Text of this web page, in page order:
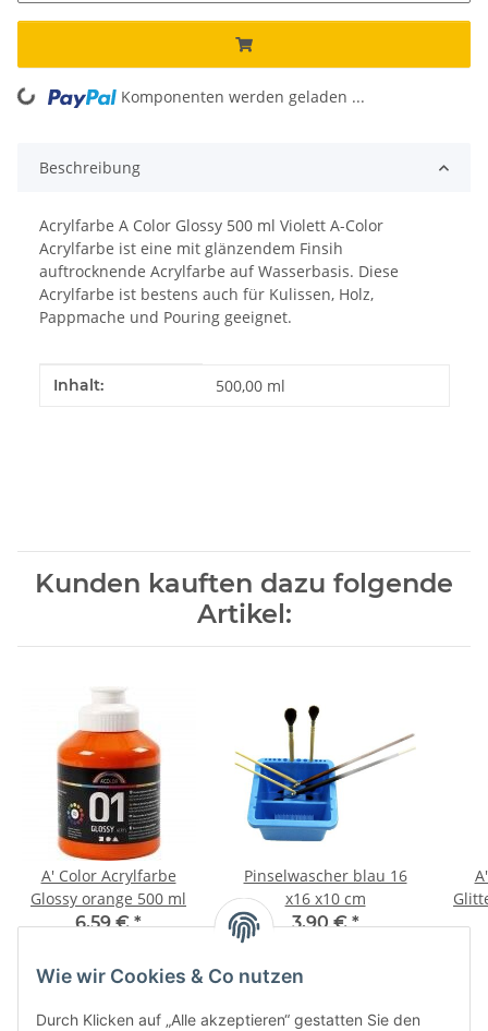
Wie wir Cookies & Co nutzen
Durch Klicken auf „Alle akzeptieren“ gestatten Sie den
Loading... Komponenten werden geladen ...
Beschreibung
Acrylfarbe A Color Glossy 500 ml Violett A-Color
Acrylfarbe ist eine mit glänzendem Finsih
auftrocknende Acrylfarbe auf Wasserbasis. Diese
Acrylfarbe ist bestens auch für Kulissen, Holz,
Pappmache und Pouring geeignet.
Produkteigenschaft
Wert
Inhalt: 500,00 ml
Kunden kauften dazu folgende
Artikel:
A' Color Acrylfarbe
Glossy orange 500 ml
6,59 €*
Pinselwascher blau 16
x16 x10 cm
3,90 €*